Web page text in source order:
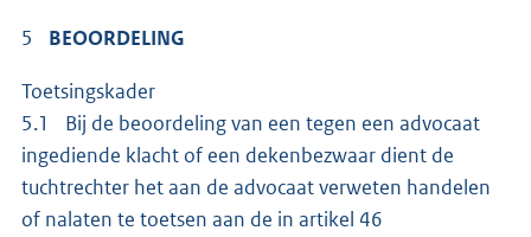
5 BEOORDELING
Toetsingskader
5.1 Bij de beoordeling van een tegen een advocaat
ingediende klacht of een dekenbezwaar dient de
tuchtrechter het aan de advocaat verweten handelen
of nalaten te toetsen aan de in artikel 46